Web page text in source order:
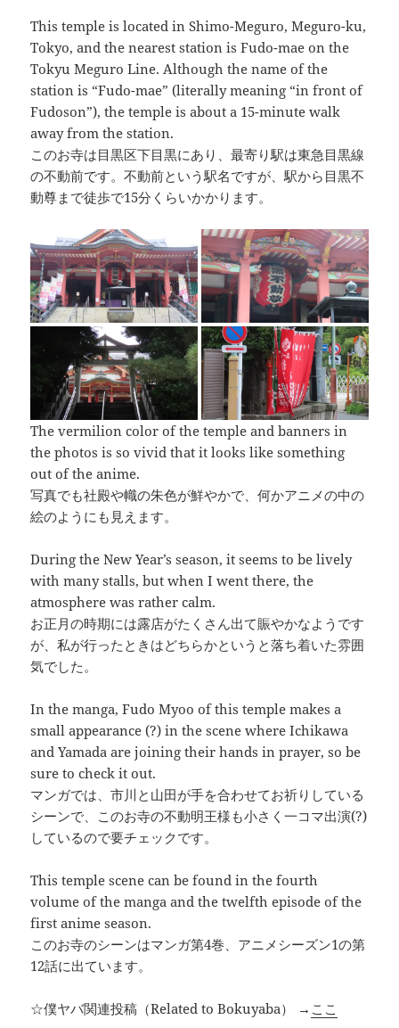
This temple is located in Shimo-Meguro, Meguro-ku,
Tokyo, and the nearest station is Fudo-mae on the
Tokyu Meguro Line. Although the name of the
station is “Fudo-mae” (literally meaning “in front of
Fudoson”), the temple is about a 15-minute walk
away from the station.
このお寺は目黒区下目黒にあり、最寄り駅は東急目黒線
の不動前です。不動前という駅名ですが、駅から目黒不
動尊まで徒歩で15分くらいかかります。
The vermilion color of the temple and banners in
the photos is so vivid that it looks like something
out of the anime.
写真でも社殿や幟の朱色が鮮やかで、何かアニメの中の
絵のようにも見えます。
During the New Year’s season, it seems to be lively
with many stalls, but when I went there, the
atmosphere was rather calm.
お正月の時期には露店がたくさん出て賑やかなようです
が、私が行ったときはどちらかというと落ち着いた雰囲
気でした。
In the manga, Fudo Myoo of this temple makes a
small appearance (?) in the scene where Ichikawa
and Yamada are joining their hands in prayer, so be
sure to check it out.
マンガでは、市川と山田が手を合わせてお祈りしている
シーンで、このお寺の不動明王様も小さく一コマ出演(?)
しているので要チェックです。
This temple scene can be found in the fourth
volume of the manga and the twelfth episode of the
first anime season.
このお寺のシーンはマンガ第4巻、アニメシーズン1の第
12話に出ています。
☆僕ヤバ関連投稿（Related to Bokuyaba） → ここ